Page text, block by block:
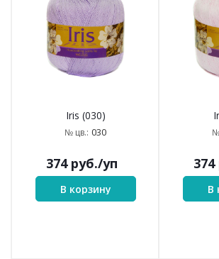
Iris (030)
№ цв.: 030
374руб./уп
В корзину
374
В